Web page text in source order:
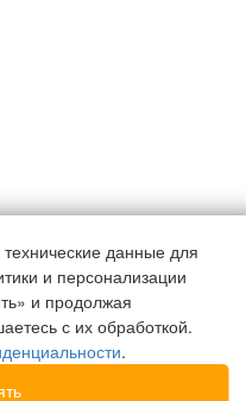
данные для
и персонализации
и продолжая
с их обработкой.
.